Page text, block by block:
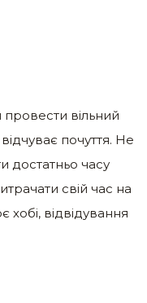
вільний
почуття. Не
достатньо часу
свій час на
хобі, відвідування